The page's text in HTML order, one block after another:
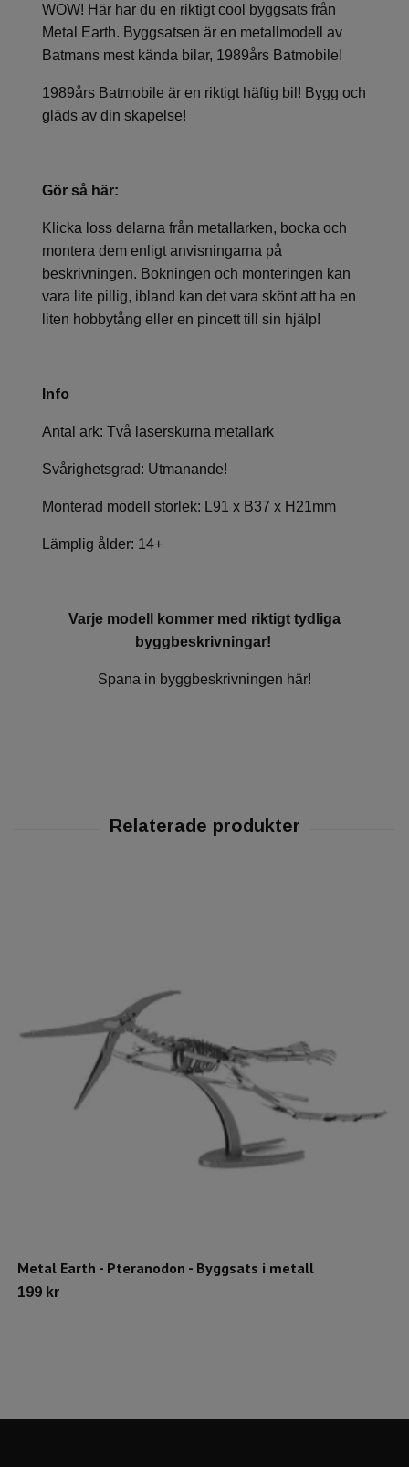
WOW! Här har du en riktigt cool byggsats från
Metal Earth. Byggsatsen är en metallmodell av
Batmans mest kända bilar, 1989års Batmobile!
1989års Batmobile är en riktigt häftig bil! Bygg och
gläds av din skapelse!
Gör så här:
Klicka loss delarna från metallarken, bocka och
montera dem enligt anvisningarna på
beskrivningen. Bokningen och monteringen kan
vara lite pillig, ibland kan det vara skönt att ha en
liten hobbytång eller en pincett till sin hjälp!
Info
Antal ark: Två laserskurna metallark
Svårighetsgrad: Utmanande!
Monterad modell storlek: L91 x B37 x H21mm
Lämplig ålder: 14+
Varje modell kommer med riktigt tydliga
byggbeskrivningar!
Spana in byggbeskrivningen här!
Metal Earth - Pteranodon - Byggsats i metall
199 kr